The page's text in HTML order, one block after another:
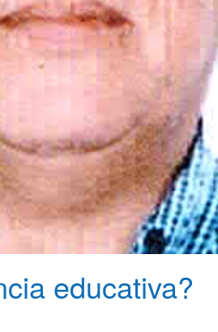
educativa?